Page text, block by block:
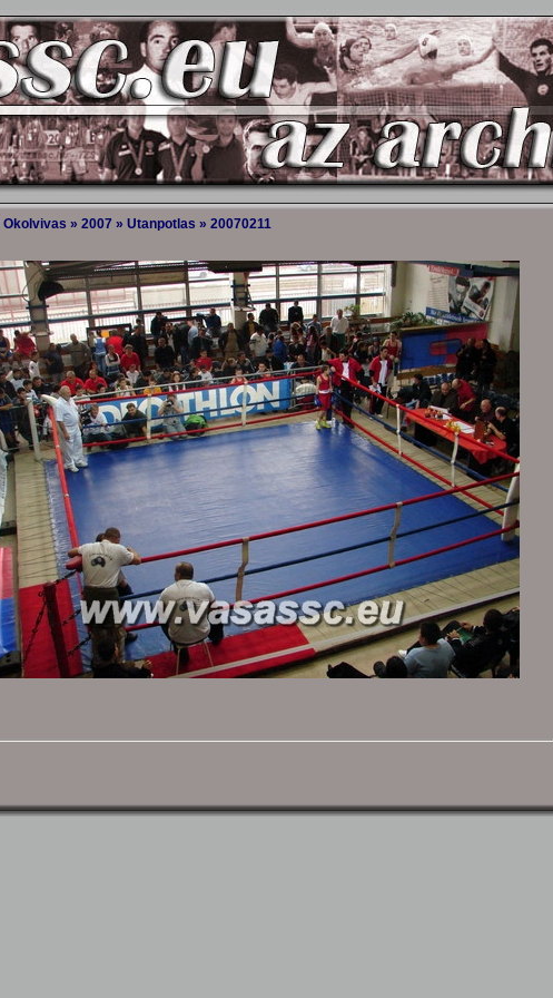
Okolvivas » 2007 » Utanpotlas » 20070211